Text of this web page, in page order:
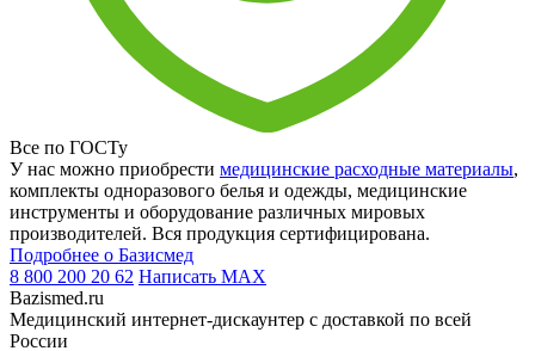
Все по ГОСТу
У нас можно приобрести медицинские расходные материалы,
комплекты одноразового белья и одежды, медицинские
инструменты и оборудование различных мировых
производителей. Вся продукция сертифицирована.
Подробнее о Базисмед
8 800 200 20 62 Написать MAX
Bazismed.ru
Медицинский интернет-дискаунтер с доставкой по всей
России